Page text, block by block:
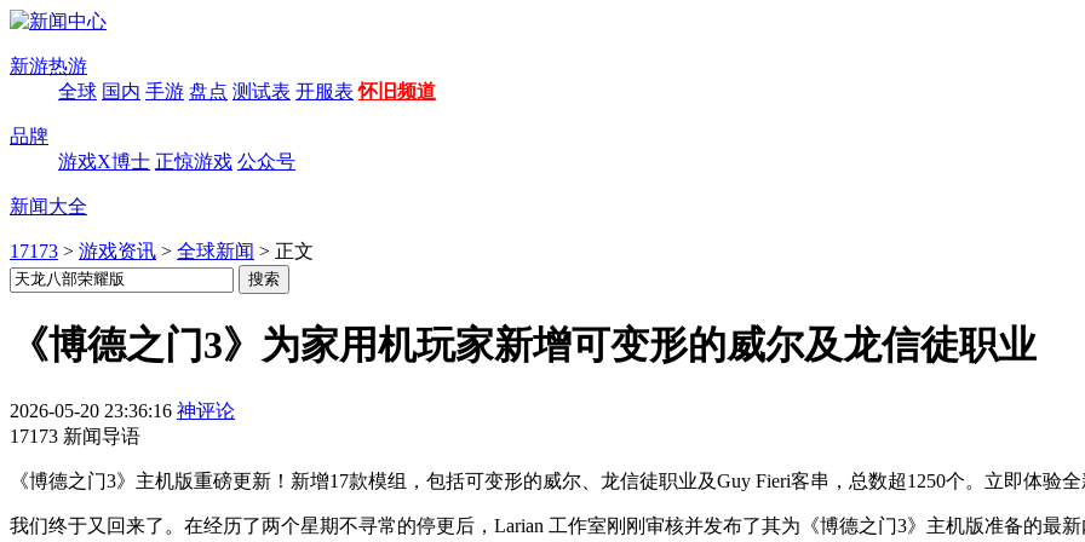
新游热游
全球 国内 手游 盘点 测试表 开服表 怀旧频道
品牌
游戏X博士 正惊游戏 公众号
新闻大全
17173 > 游戏资讯 > 全球新闻 > 正文
《博德之门3》为家用机玩家新增可变形的威尔及龙信徒职业
2026-05-20 23:36:16 神评论
17173 新闻导语
《博德之门3》主机版重磅更新！新增17款模组，包括可变形的威尔、龙信徒职业及Guy Fieri客串，总数超1250个。立即体验全
我们终于又回来了。在经历了两个星期不寻常的停更后，Larian 工作室刚刚审核并发布了其为《博德之门3》主机版准备的最新